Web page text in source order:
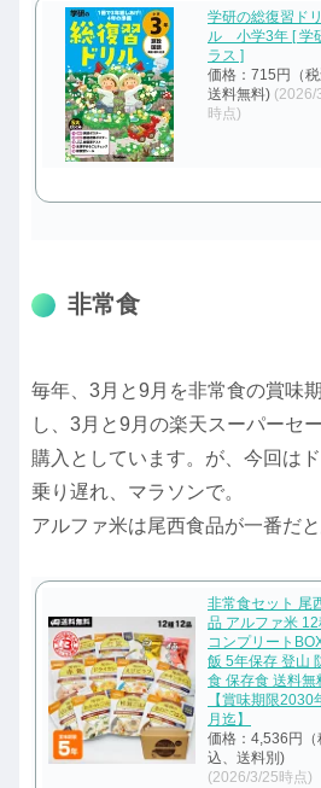
学研の総復習ドリ
ル 小学3年 [ 学
ラス ]
価格：715円（税
送料無料) (2026/
時点)
非常食
毎年、3月と9月を非常食の賞味
し、3月と9月の楽天スーパーセ
購入としています。が、今回は
乗り遅れ、マラソンで。
アルファ米は尾西食品が一番だと
非常食セット 尾
品 アルファ米
コンプリート
飯 5年保存 登山
食 保存食 送料無
【賞味期限2030
月迄】
価格：4,536円（
込、送料別)
(2026/3/25時点)